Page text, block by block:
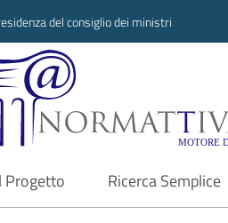
del consiglio dei ministri
Progetto Ricerca Semplice